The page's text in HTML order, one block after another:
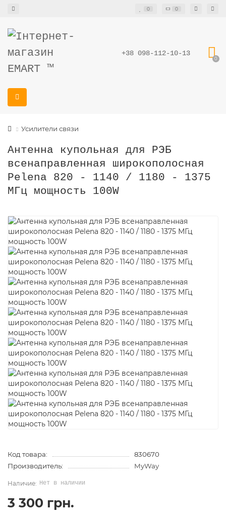
0 0
+38 098-112-10-13
0
Усилители связи
Антенна купольная для РЭБ
всенаправленная широкополосная
Pelena 820 - 1140 / 1180 - 1375
МГц мощность 100W
Код товара:
830670
Производитель:
MyWay
Нет в наличии
3 300 грн.